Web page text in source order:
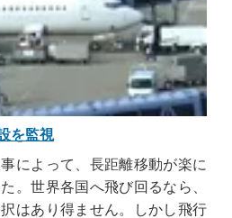
を監視
によって、長距離移動が楽に
。世界各国へ飛び回るなら、
はあり得ません。しかし飛行